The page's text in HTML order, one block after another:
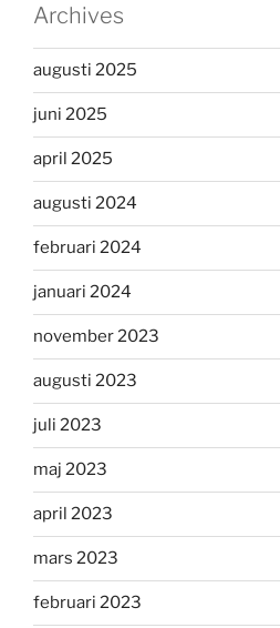
Archives
augusti 2025
juni 2025
april 2025
augusti 2024
februari 2024
januari 2024
november 2023
augusti 2023
juli 2023
maj 2023
april 2023
mars 2023
februari 2023